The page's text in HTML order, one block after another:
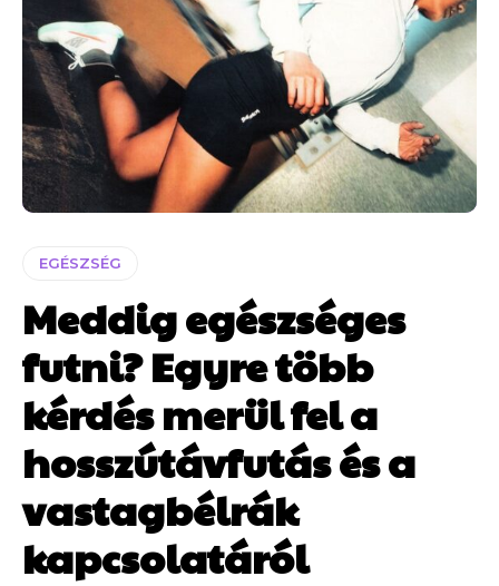
EGÉSZSÉG
Meddig egészséges
futni? Egyre több
kérdés merül fel a
hosszútávfutás és a
vastagbélrák
kapcsolatáról